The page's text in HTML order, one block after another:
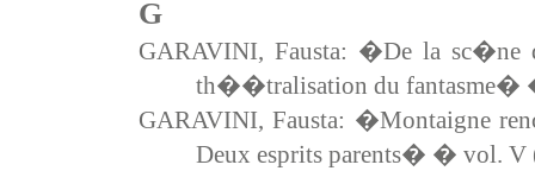
G
GARAVINI, Fausta: �De la
th��tralisation du fantasme�
GARAVINI, Fausta: �Montaigne
Deux esprits parents� � vol. V